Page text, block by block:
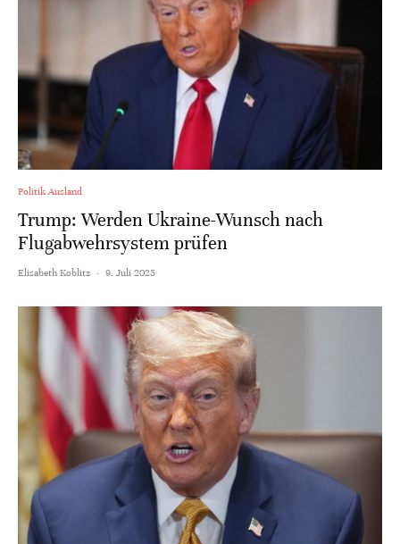
Politik Ausland
Trump: Werden Ukraine-Wunsch nach
Flugabwehrsystem prüfen
Elisabeth Koblitz · 9. Juli 2025